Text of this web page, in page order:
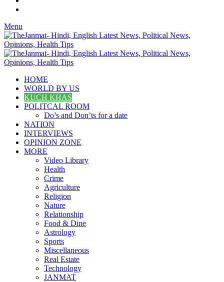
Menu
HOME
WORLD BY US
KUCH KHAS
POLITCAL ROOM
Do’s and Don’ts for a date
NATION
INTERVIEWS
OPINION ZONE
MORE
Video Library
Health
Crime
Agriculture
Religion
Nature
Relationship
Food & Dine
Astrology
Sports
Miscellaneous
Real Estate
Technology
JANMAT